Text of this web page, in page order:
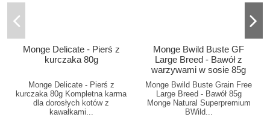
Monge Delicate - Pierś z
kurczaka 80g
Monge Delicate - Pierś z
kurczaka 80g Kompletna karma
dla dorosłych kotów z
kawałkami...
Monge Bwild Buste GF
Large Breed - Bawół z
warzywami w sosie 85g
Monge Bwild Buste Grain Free
Large Breed - Bawół 85g
Monge Natural Superpremium
BWild...